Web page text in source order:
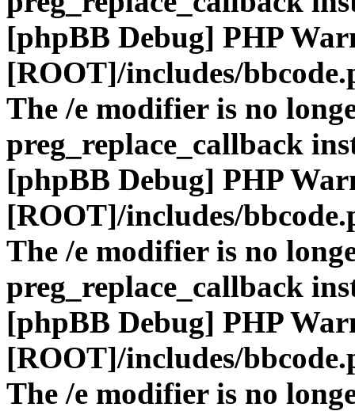
[phpBB Debug] PHP
[ROOT]/includes/
The /e modifier is no
preg_replace_callback
[phpBB Debug] PHP
[ROOT]/includes/
The /e modifier is no
preg_replace_callback
[phpBB Debug] PHP
[ROOT]/includes/
The /e modifier is no